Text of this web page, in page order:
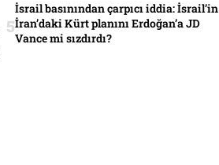
İsrail basınından çarpıcı iddia: İsrail’in
İran’daki Kürt planını Erdoğan’a JD
Vance mi sızdırdı?